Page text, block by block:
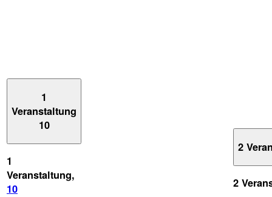
1
Veranstaltung
10
1
Veranstaltung,
10
2
2